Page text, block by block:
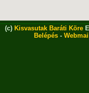
(c) Kisvasutak Baráti Köre
Belépés -